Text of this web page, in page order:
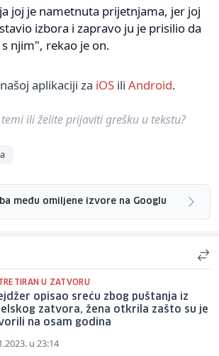
joj je nametnuta prijetnjama, jer joj
izbora i zapravo ju je prisilio da
njim", rekao je on.
aplikaciji za iOS ili Android.
ili želite prijaviti grešku u tekstu?
među omiljene izvore na Googlu
U ZATVORU
opisao sreću zbog puštanja iz
zatvora, žena otkrila zašto su je
na osam godina
u 23:14